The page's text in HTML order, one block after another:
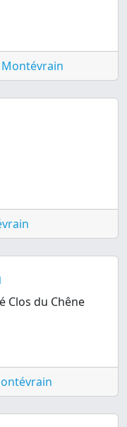
Clos du Chêne